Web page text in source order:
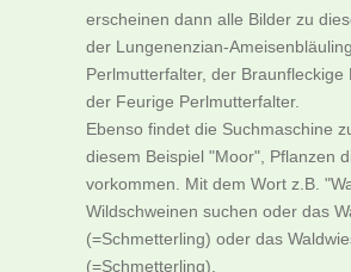
erscheinen dann alle Bilder zu
der Lungenenzian-
Perlmutterfalter, der Braunfleckige
der Feurige Perlmutterfalter.
Ebenso findet die Suchmaschine
diesem Beispiel "Moor", Pflanzen
vorkommen. Mit dem Wort z.B.
Wildschweinen suchen oder das
(=Schmetterling) oder das
(=Schmetterling).